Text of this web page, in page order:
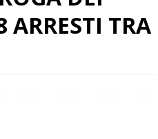
TRA